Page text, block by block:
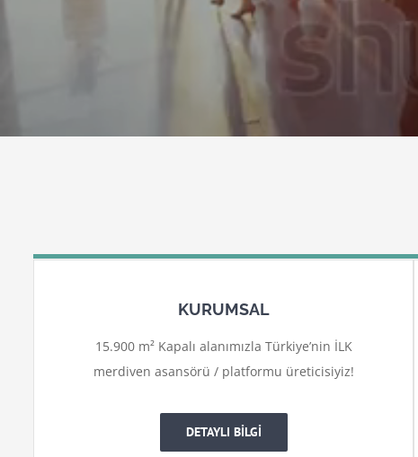
KURUMSAL
15.900 m² Kapalı alanımızla Türkiye’nin İLK
merdiven asansörü / platformu üreticisiyiz!
DETAYLI BİLGİ